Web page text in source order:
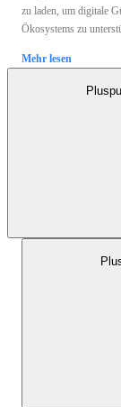
zu laden, um digitale
Ökosystems zu
Mehr lesen